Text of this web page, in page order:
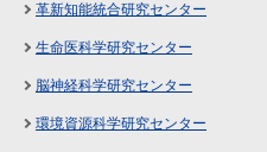
革新知能統合研究センター
生命医科学研究センター
脳神経科学研究センター
環境資源科学研究センター